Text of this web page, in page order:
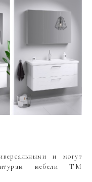
и могут
мебели ТМ